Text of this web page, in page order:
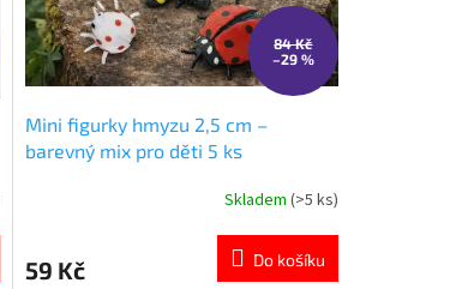
84 Kč
–29 %
Mini figurky hmyzu 2,5 cm –
barevný mix pro děti 5 ks
je
Skladem (>5 ks)
59 Kč Do košíku